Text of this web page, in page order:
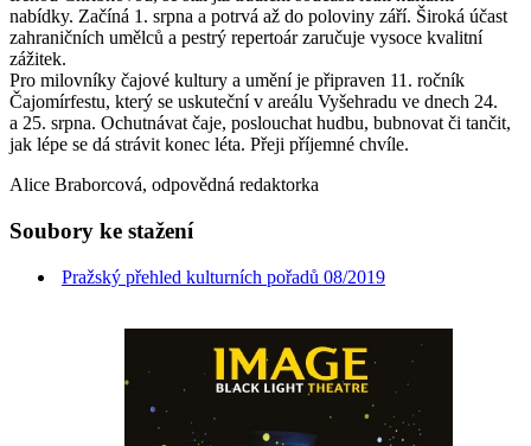
nabídky. Začíná 1. srpna a potrvá až do poloviny září. Široká účast
zahraničních umělců a pestrý repertoár zaručuje vysoce kvalitní
zážitek.
Pro milovníky čajové kultury a umění je připraven 11. ročník
Čajomírfestu, který se uskuteční v areálu Vyšehradu ve dnech 24.
a 25. srpna. Ochutnávat čaje, poslouchat hudbu, bubnovat či tančit,
jak lépe se dá strávit konec léta. Přeji příjemné chvíle.
Alice Braborcová, odpovědná redaktorka
Soubory ke stažení
Pražský přehled kulturních pořadů 08/2019